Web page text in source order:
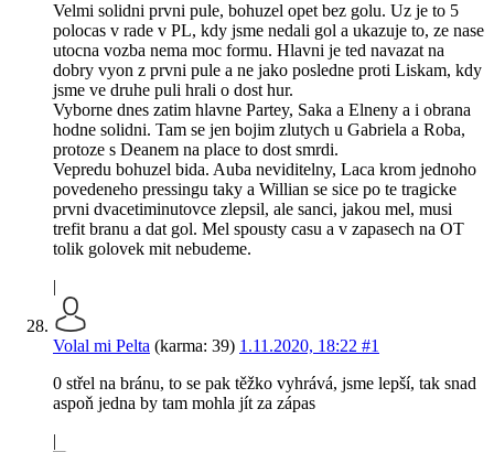
Velmi solidni prvni pule, bohuzel opet bez golu. Uz je to 5
polocas v rade v PL, kdy jsme nedali gol a ukazuje to, ze nase
utocna vozba nema moc formu. Hlavni je ted navazat na
dobry vyon z prvni pule a ne jako posledne proti Liskam, kdy
jsme ve druhe puli hrali o dost hur.
Vyborne dnes zatim hlavne Partey, Saka a Elneny a i obrana
hodne solidni. Tam se jen bojim zlutych u Gabriela a Roba,
protoze s Deanem na place to dost smrdi.
Vepredu bohuzel bida. Auba neviditelny, Laca krom jednoho
povedeneho pressingu taky a Willian se sice po te tragicke
prvni dvacetiminutovce zlepsil, ale sanci, jakou mel, musi
trefit branu a dat gol. Mel spousty casu a v zapasech na OT
tolik golovek mit nebudeme.
|
Volal mi Pelta (karma: 39) 1.11.2020, 18:22 #1
0 střel na bránu, to se pak těžko vyhrává, jsme lepší, tak snad
aspoň jedna by tam mohla jít za zápas
|